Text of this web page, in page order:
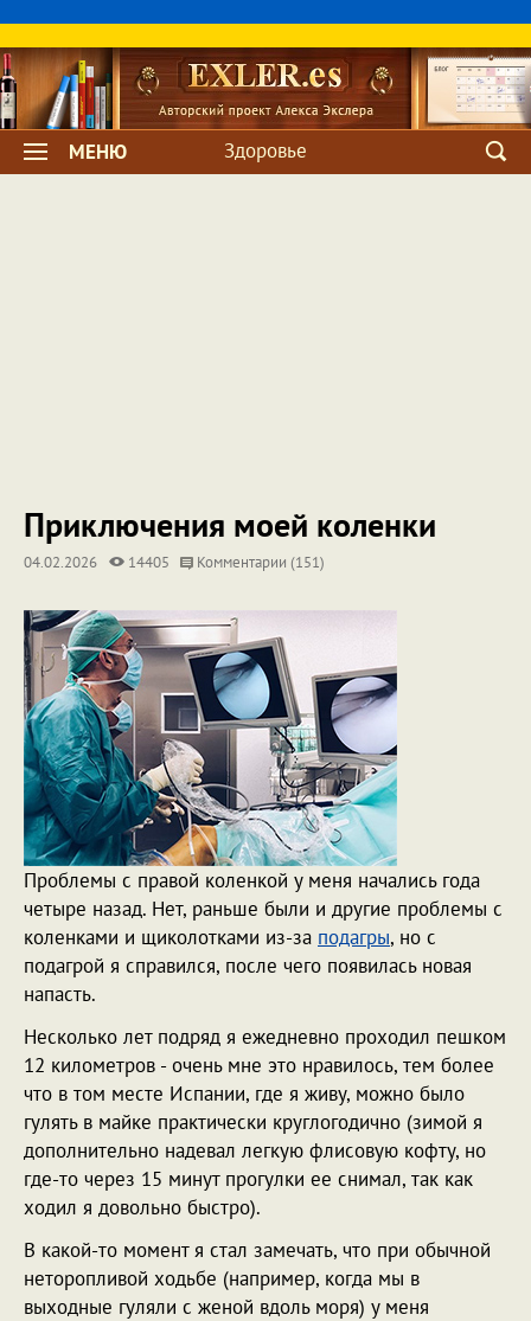
МЕНЮ Здоровье
Приключения моей коленки
04.02.2026 14405 Комментарии (151)
Проблемы с правой коленкой у меня начались года
четыре назад. Нет, раньше были и другие проблемы с
коленками и щиколотками из-за подагры, но с
подагрой я справился, после чего появилась новая
напасть.
Несколько лет подряд я ежедневно проходил пешком
12 километров - очень мне это нравилось, тем более
что в том месте Испании, где я живу, можно было
гулять в майке практически круглогодично (зимой я
дополнительно надевал легкую флисовую кофту, но
где-то через 15 минут прогулки ее снимал, так как
ходил я довольно быстро).
В какой-то момент я стал замечать, что при обычной
неторопливой ходьбе (например, когда мы в
выходные гуляли с женой вдоль моря) у меня